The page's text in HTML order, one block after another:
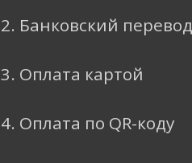
2. Банковский перевод
3. Оплата картой
4. Оплата по QR-коду